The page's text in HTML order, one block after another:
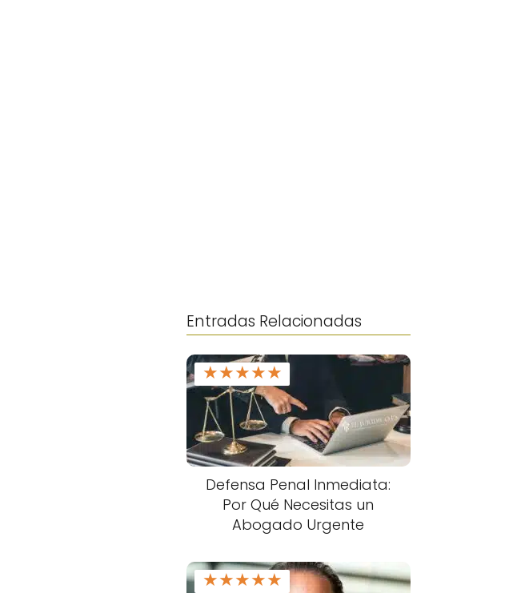
Entradas Relacionadas
★★★★★
Defensa Penal Inmediata:
Por Qué Necesitas un
Abogado Urgente
★★★★★